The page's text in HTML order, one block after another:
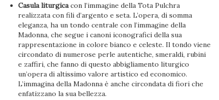
Casula liturgicacon l’immagine della Tota Pulchra
realizzata con fili d’argento e seta. L’opera, di somma
eleganza, ha un tondo centrale con l’immagine della
Madonna, che segue i canoni iconografici della sua
rappresentazione in colore bianco e celeste. Il tondo viene
circondato di numerose perle autentiche, smeraldi, rubini
e zaffiri, che fanno di questo abbigliamento liturgico
un’opera di altissimo valore artistico ed economico.
L’immagina della Madonna è anche circondata di fiori che
enfatizzano la sua bellezza.